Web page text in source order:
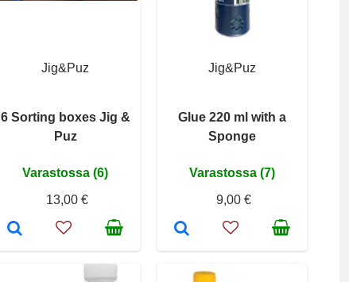
Jig&Puz
6 Sorting boxes Jig &
Puz
Varastossa (6)
13,00 €
Jig&Puz
Glue 220 ml with a
Sponge
Varastossa (7)
9,00 €